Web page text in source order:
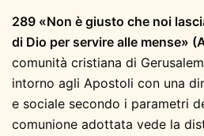
289 «Non è giusto che noi
di Dio per servire alle mense»
comunità cristiana di
intorno agli Apostoli con una
e sociale secondo i parametri
comunione adottata vede la